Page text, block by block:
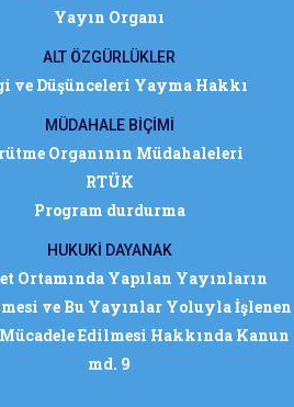
Yayın Organı
ALT ÖZGÜRLÜKLER
ve Düşünceleri Yayma Hakkı
MÜDAHALE BİÇİMİ
Organının Müdahaleleri
RTÜK
Program durdurma
HUKUKİ DAYANAK
Ortamında Yapılan Yayınların
ve Bu Yayınlar Yoluyla İşlenen
Edilmesi Hakkında Kanun
md. 9